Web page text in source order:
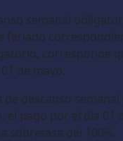
semanal
corresponde
de mayo.
descanso
pago por el día 01
sobretasa del 100%.